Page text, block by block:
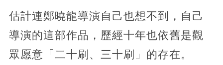
估計連鄭曉龍導演自己也想不到，自己
導演的這部作品，歷經十年也依舊是觀
眾愿意「二十刷、三十刷」的存在。